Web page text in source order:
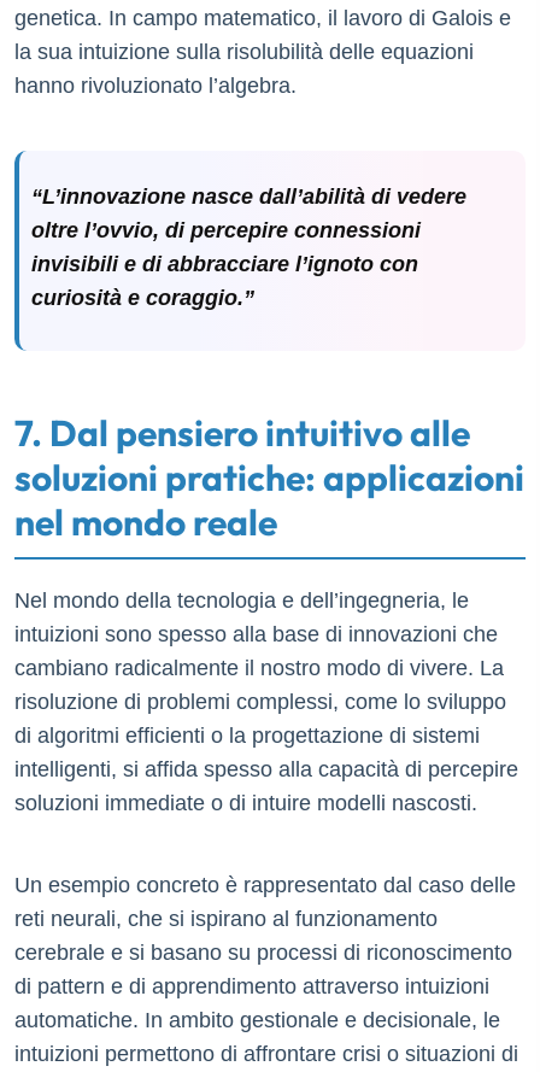
genetica. In campo matematico, il lavoro di Galois e
la sua intuizione sulla risolubilità delle equazioni
hanno rivoluzionato l’algebra.
“L’innovazione nasce dall’abilità di vedere
oltre l’ovvio, di percepire connessioni
invisibili e di abbracciare l’ignoto con
curiosità e coraggio.”
7. Dal pensiero intuitivo alle
soluzioni pratiche: applicazioni
nel mondo reale
Nel mondo della tecnologia e dell’ingegneria, le
intuizioni sono spesso alla base di innovazioni che
cambiano radicalmente il nostro modo di vivere. La
risoluzione di problemi complessi, come lo sviluppo
di algoritmi efficienti o la progettazione di sistemi
intelligenti, si affida spesso alla capacità di percepire
soluzioni immediate o di intuire modelli nascosti.
Un esempio concreto è rappresentato dal caso delle
reti neurali, che si ispirano al funzionamento
cerebrale e si basano su processi di riconoscimento
di pattern e di apprendimento attraverso intuizioni
automatiche. In ambito gestionale e decisionale, le
intuizioni permettono di affrontare crisi o situazioni di